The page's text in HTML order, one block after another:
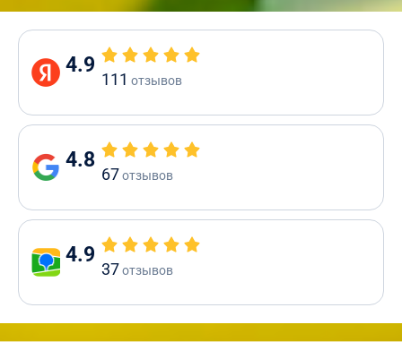
4.9
111 отзывов
4.8
67отзывов
4.9
37отзывов